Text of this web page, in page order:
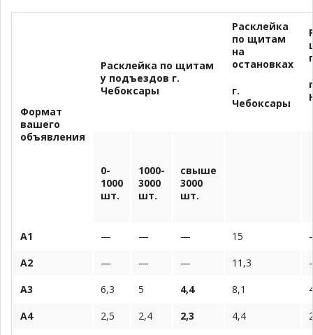
Формат
вашего
объявления
Расклейка по щитам
у подъездов г.
Чебоксары
Расклейка
по щитам
на
остановках
г.
Чебоксары
0-
1000
шт.
1000-
3000
шт.
свыше
3000
шт.
А1 — — — 15
А2
— — — 11,3
А3
6,3 5 4,4 8,1
А4
2,5 2,4 2,3 4,4